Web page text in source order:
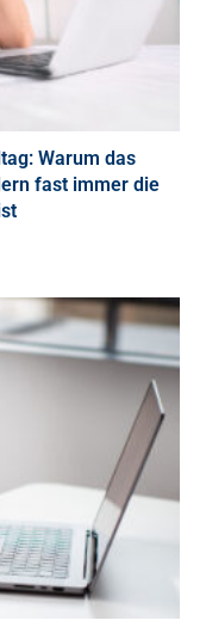
Warum das
fast immer die